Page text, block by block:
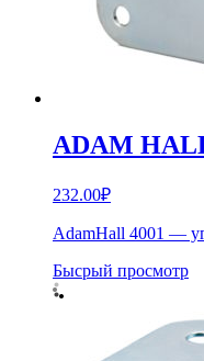
ADAM
232.00₽
AdamHall 4001 —
Бысрый просмотр